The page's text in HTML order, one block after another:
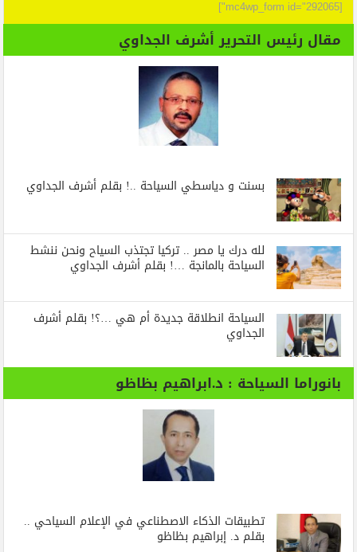
[mc4wp_form id="292065"]
مقال رئيس التحرير أشرف الجداوي
بسنت و دياسطي السياحة ..! بقلم أشرف الجداوي
لله درك يا مصر .. تركيا تجتذب السياح ونحن ننشط
السياحة بالمانجة …! بقلم أشرف الجداوي
السياحة انطلاقة جديدة أم هي …؟! بقلم أشرف
الجداوي
بانوراما السياحة : د.ابراهيم بظاظو
تطبيقات الذكاء الاصطناعي في الإعلام السياحي ..
بقلم د. إبراهيم بظاظو